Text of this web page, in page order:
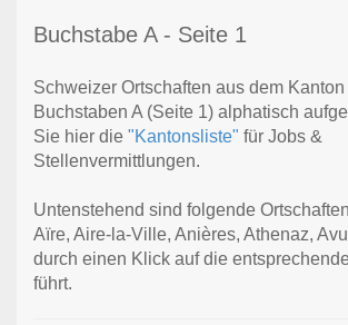
Buchstabe A - Seite 1
Schweizer Ortschaften aus dem
Buchstaben A (Seite 1) alphatisch
Sie hier die "Kantonsliste" für Jobs &
Stellenvermittlungen.
Untenstehend sind folgende
Aïre, Aire-la-Ville, Anières, Athenaz,
durch einen Klick auf die
führt.